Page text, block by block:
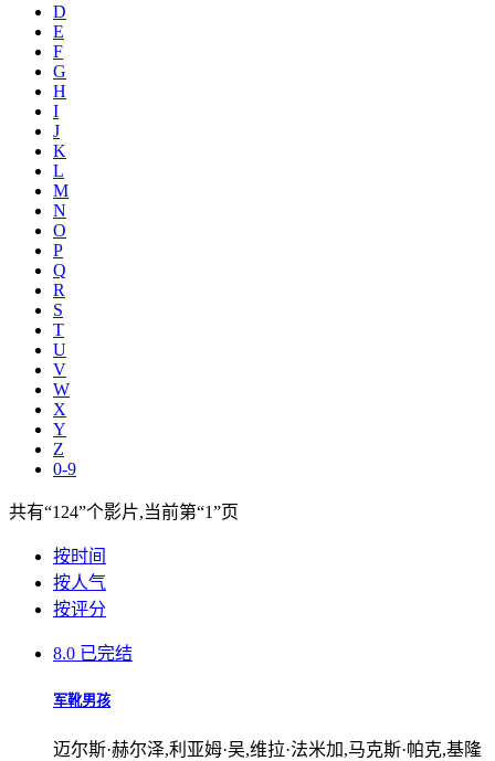
D
E
F
G
H
I
J
K
L
M
N
O
P
Q
R
S
T
U
V
W
X
Y
Z
0-9
共有“124”个影片,当前第“1”页
按时间
按人气
按评分
8.0 已完结
军靴男孩
迈尔斯·赫尔泽,利亚姆·吴,维拉·法米加,马克斯·帕克,基隆